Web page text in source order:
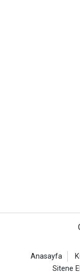
Anasayfa
Sitene